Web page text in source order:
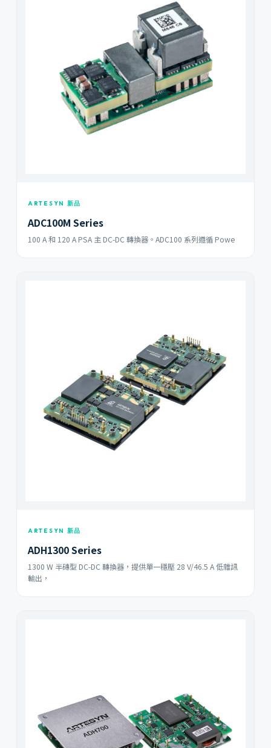
ARTESYN 新品
ADC100M Series
100 A 和 120 A PSA 主 DC-DC 轉換器。ADC100 系列遵循 Powe
ARTESYN 新品
ADH1300 Series
1300 W 半磚型 DC-DC 轉換器，提供單一穩壓 28 V/46.5 A 低雜訊
輸出，